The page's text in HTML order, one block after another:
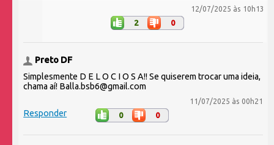
12/07/2025 às 10h13
2 0
Preto DF
Simplesmente D E L O C I O S A!! Se quiserem trocar uma ideia,
chama aí! Balla.bsb6@gmail.com
11/07/2025 às 00h21
Responder 0 0